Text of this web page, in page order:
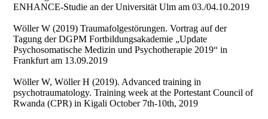
ENHANCE-Studie an der Universität Ulm am 03./04.10.2019
Wöller W (2019) Traumafolgestörungen. Vortrag auf der
Tagung der DGPM Fortbildungsakademie „Update
Psychosomatische Medizin und Psychotherapie 2019“ in
Frankfurt am 13.09.2019
Wöller W, Wöller H (2019). Advanced training in
psychotraumatology. Training week at the Portestant Council of
Rwanda (CPR) in Kigali October 7th-10th, 2019